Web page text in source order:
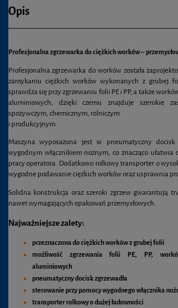
Opis
Profesjonalna zgrzewarka do ciężkich worków –
Profesjonalna zgrzewarka do worków została
zamykaniu ciężkich worków wykonanych z grubej
sprawdza się przy zgrzewaniu folii PE i PP, a także
aluminiowych, dzięki czemu znajduje szerokie
spożywczym, chemicznym, rolniczym
i produkcyjnym.
Maszyna wyposażona jest w pneumatyczny docisk
wygodnym włącznikiem nożnym, co znacząco ułatwia
pracy operatora. Dodatkowo rolkowy transporter o
wygodne podawanie ciężkich worków oraz usprawnia
Solidna konstrukcja oraz szeroki zgrzew gwarantują
nawet wymagających opakowań przemysłowych.
Najważniejsze zalety:
przeznaczona do ciężkich worków z grubej folii
możliwość zgrzewania folii PE, PP,
aluminiowych
pneumatyczny docisk zgrzewadła
sterowanie przy pomocy wygodnego włącznika
transporter rolkowy o dużej ładowności